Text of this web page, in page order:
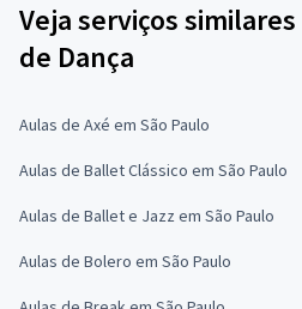
Veja serviços
de Dança
Aulas de Axé em São Paulo
Aulas de Ballet Clássico em São Paulo
Aulas de Ballet e Jazz em São Paulo
Aulas de Bolero em São Paulo